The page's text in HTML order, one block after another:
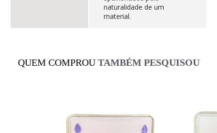
naturalidade de um
material.
QUEM COMPROU TAMBÉM PESQUISOU